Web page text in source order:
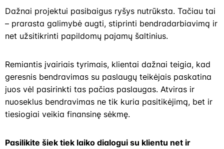
Dažnai projektui pasibaigus ryšys nutrūksta. Tačiau tai
– prarasta galimybė augti, stiprinti bendradarbiavimą ir
net užsitikrinti papildomų pajamų šaltinius.
Remiantis įvairiais tyrimais, klientai dažnai teigia, kad
geresnis bendravimas su paslaugų teikėjais paskatina
juos vėl pasirinkti tas pačias paslaugas. Atviras ir
nuoseklus bendravimas ne tik kuria pasitikėjimą, bet ir
tiesiogiai veikia finansinę sėkmę.
Pasilikite šiek tiek laiko dialogui su klientu net ir